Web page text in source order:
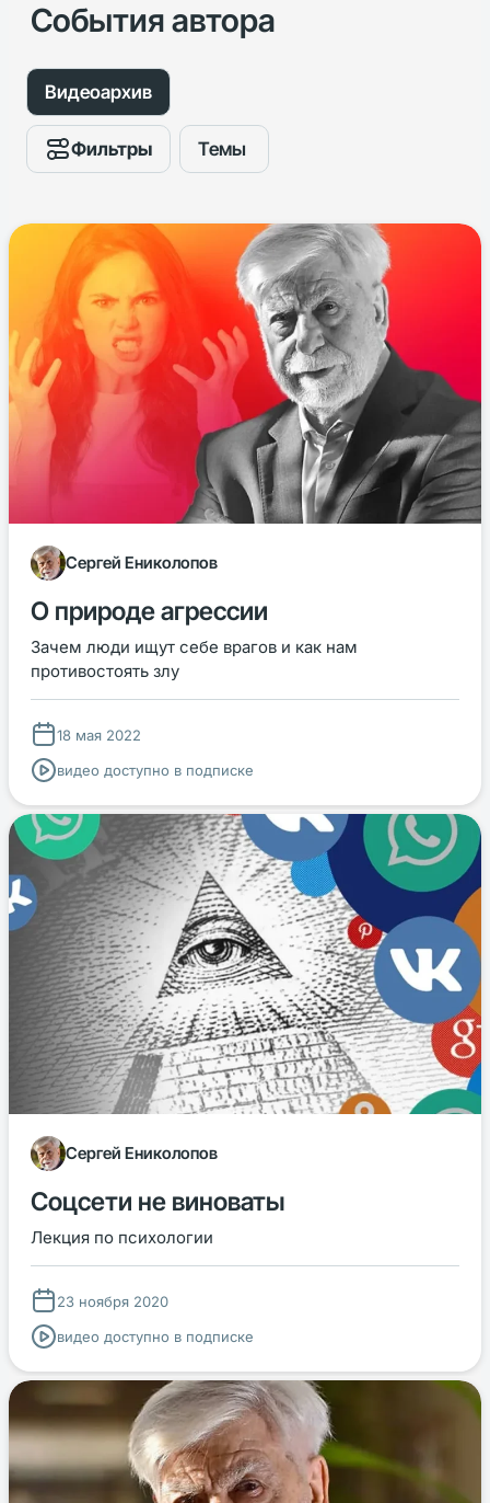
События автора
Видеоархив
Фильтры Темы
Сергей Ениколопов
О природе агрессии
Зачем люди ищут себе врагов и как нам
противостоять злу
18 мая 2022
видео доступно в подписке
Сергей Ениколопов
Соцсети не виноваты
Лекция по психологии
23 ноября 2020
видео доступно в подписке